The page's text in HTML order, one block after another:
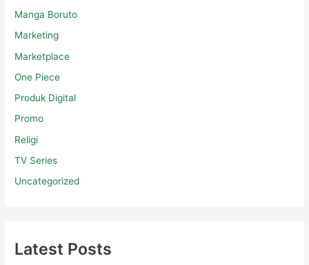
Manga Boruto
Marketing
Marketplace
One Piece
Produk Digital
Promo
Religi
TV Series
Uncategorized
Latest Posts